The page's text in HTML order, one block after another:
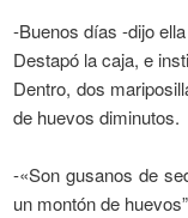
-Buenos días -dijo
Destapó la caja, e
Dentro, dos
de huevos diminutos.
-«Son gusanos de
un montón de